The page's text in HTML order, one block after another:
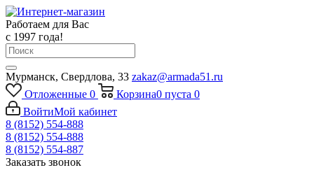
Работаем для Вас
с 1997 года!
Мурманск, Свердлова, 33 zakaz@armada51.ru
Отложенные 0 Корзина0 пуста 0
ВойтиМой кабинет
8 (8152) 554-888
8 (8152) 554-888
8 (8152) 554-887
Заказать звонок